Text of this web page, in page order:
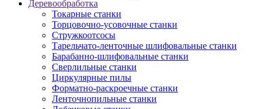
Деревообработка
Токарные станки
Торцовочно-усовочные станки
Стружкоотсосы
Тарельчато-ленточные шлифовальные станки
Барабанно-шлифовальные станки
Сверлильные станки
Циркулярные пилы
Форматно-раскроечные станки
Ленточнопильные станки